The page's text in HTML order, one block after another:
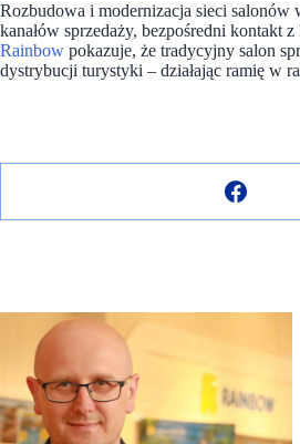
Rozbudowa i modernizacja sieci salonów
kanałów sprzedaży, bezpośredni kontakt
Rainbow pokazuje, że tradycyjny salon
dystrybucji turystyki – działając ramię w